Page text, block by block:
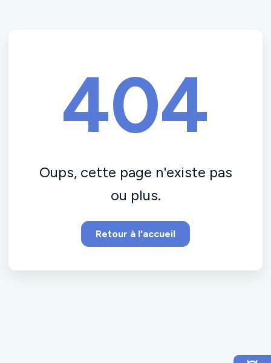
404
Oups, cette page n'existe pas
ou plus.
Retour à l'accueil